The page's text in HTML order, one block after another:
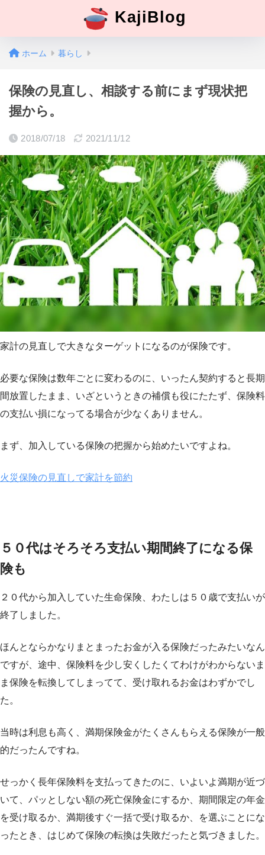
KajiBlog
ホーム 暮らし
保険の見直し、相談する前にまず現状把
握から。
2018/07/18 2021/11/12
家計の見直しで大きなターゲットになるのが保険です。
必要な保険は数年ごとに変わるのに、いったん契約すると長期
間放置したまま、いざというときの補償も役にたたず、保険料
の支払い損になってる場合が少なくありません。
まず、加入している保険の把握から始めたいですよね。
火災保険の見直しで家計を節約
５０代はそろそろ支払い期間終了になる保
険も
２０代から加入していた生命保険、わたしは５０歳で支払いが
終了しました。
ほんとならかなりまとまったお金が入る保険だったみたいなん
ですが、途中、保険料を少し安くしたくてわけがわからないま
ま保険を転換してしまってて、受け取れるお金はわずかでし
た。
当時は利息も高く、満期保険金がたくさんもらえる保険が一般
的だったんですね。
せっかく長年保険料を支払ってきたのに、いよいよ満期が近づ
いて、パッとしない額の死亡保険金にするか、期間限定の年金
を受け取るか、満期後すぐ一括で受け取るか、を選ぶことにな
ったとき、はじめて保険の転換は失敗だったと気づきました。